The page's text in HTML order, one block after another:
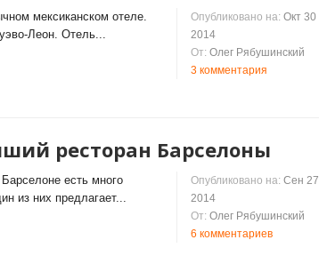
мексиканском отеле.
Леон. Отель...
Опубликовано на: Окт 30
2014
От: Олег Рябушинский
3 комментария
ресторан Барселоны
есть много
из них предлагает...
Опубликовано на: Сен 27
2014
От: Олег Рябушинский
6 комментариев